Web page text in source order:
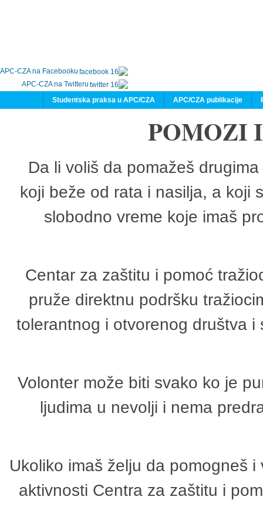
APC-CZA na Facebooku
APC-CZA na Twitteru
APC/CZA publikacije
Studentska praksa u APC/CZA
POMOZI
Da li voliš da pomažeš
koji beže od rata i nasilja, a koji
slobodno vreme koje imaš
Centar za zaštitu i pomoć
pruže direktnu podršku
tolerantnog i otvorenog društva
Volonter može biti svako ko je
ljudima u nevolji i nema
Ukoliko imaš želju da pomogneš
aktivnosti Centra za zaštitu i